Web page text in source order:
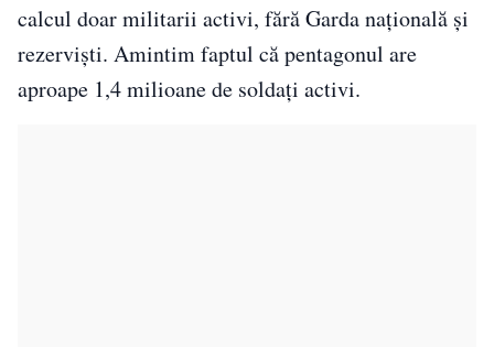
calcul doar militarii activi, fără Garda naţională şi
rezervişti. Amintim faptul că pentagonul are
aproape 1,4 milioane de soldaţi activi.